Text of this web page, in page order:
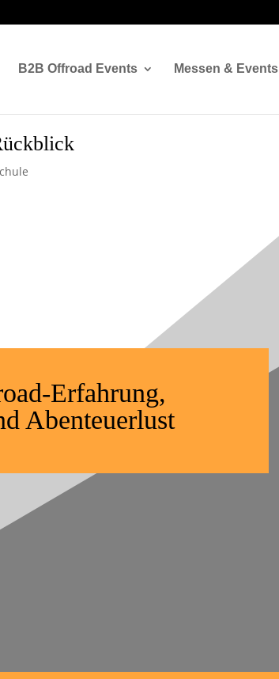
B2B Offroad Events Messen & Events
Erfahrung,
Abenteuerlust